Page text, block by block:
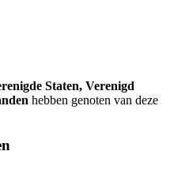
Staten, Verenigd
hebben genoten van deze